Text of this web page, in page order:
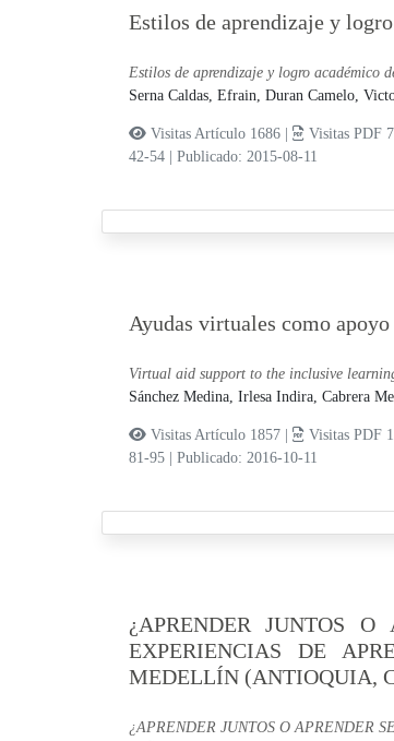
Estilos de aprendizaje y
Estilos de aprendizaje y logro académico
Serna Caldas, Efrain, Duran Camelo,
Visitas Artículo 1686 |
Visitas PDF
42-54
Publicado: 2015-08-11
Ayudas virtuales como
Virtual aid support to the inclusive
Sánchez Medina, Irlesa Indira, Cabrera
Visitas Artículo 1857 |
Visitas PDF
81-95
Publicado: 2016-10-11
¿APRENDER JUNTOS
EXPERIENCIAS DE
MEDELLÍN (ANTIOQUIA,
¿APRENDER JUNTOS O APRENDER